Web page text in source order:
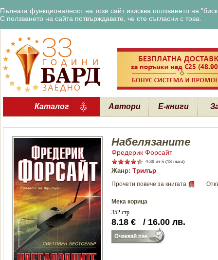
Пълната функционалност на този сайт изисква ползването на
С ползването на сайта потвърждавате, че сте съгласни с това.
Каталог Автори Е-книги
Набелязаните
Фредерик Форсайт
4.30 от 5 (18 гласа)
Жанр: Трилър
Прочети повече за книгата
Мека корица
352 стр.
8.18 € / 16.00 лв.